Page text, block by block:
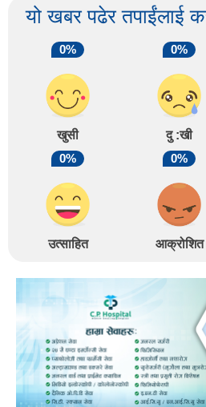
यो खबर पढेर तपाईंलाई
0%
खुसी
0%
दु :खी
0%
उत्साहित
0%
आक्रोशित